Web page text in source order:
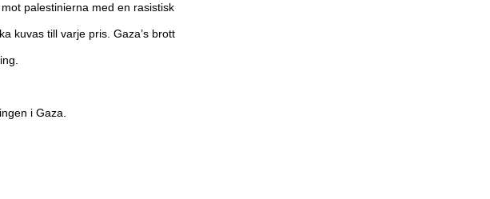
palestinierna med en rasistisk
kuvas till varje pris. Gaza’s brott
i Gaza.